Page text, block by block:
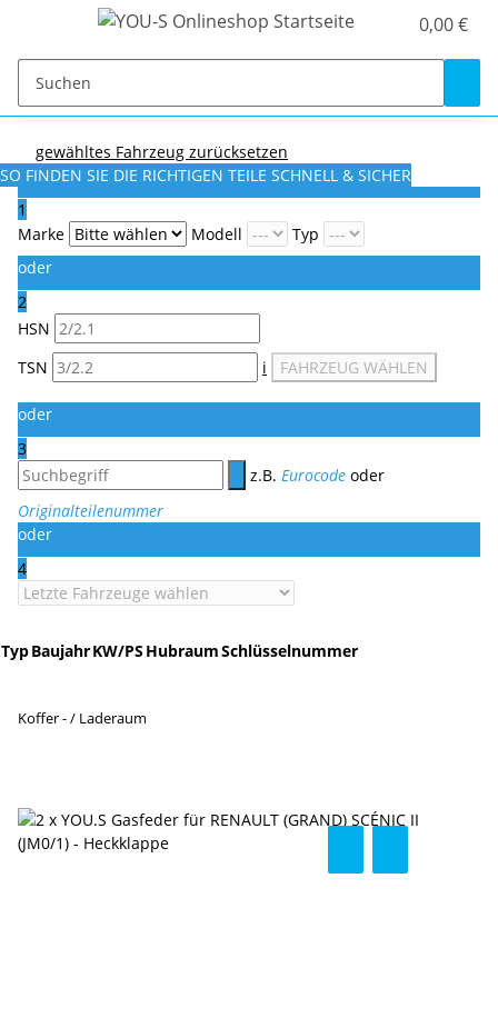
0,00 €
gewähltes Fahrzeug zurücksetzen
SO FINDEN SIE DIE RICHTIGEN TEILE SCHNELL & SICHER
1
Marke
Modell
Typ
oder
2
HSN
TSN
i FAHRZEUG WÄHLEN
oder
3
z.B. Eurocode oder
Originalteilenummer
oder
4
TypBaujahrKW/PS HubraumSchlüsselnummer
Koffer - / Laderaum